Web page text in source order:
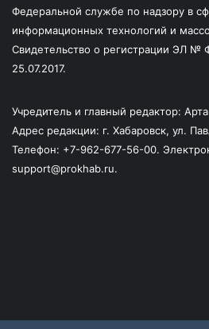
Федеральной службе по надзору в
информационных технологий и
Свидетельство о регистрации ЭЛ №
25.07.2017.
Учредитель и главный редактор:
Адрес редакции: г. Хабаровск, ул.
Телефон: +7-962-677-56-00.
support@prokhab.ru.